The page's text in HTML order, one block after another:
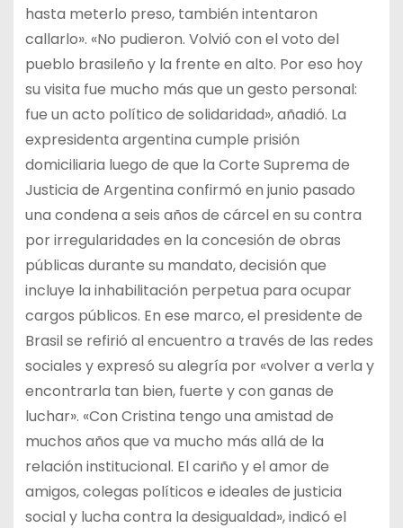
hasta meterlo preso, también intentaron
callarlo». «No pudieron. Volvió con el voto del
pueblo brasileño y la frente en alto. Por eso hoy
su visita fue mucho más que un gesto personal:
fue un acto político de solidaridad», añadió. La
expresidenta argentina cumple prisión
domiciliaria luego de que la Corte Suprema de
Justicia de Argentina confirmó en junio pasado
una condena a seis años de cárcel en su contra
por irregularidades en la concesión de obras
públicas durante su mandato, decisión que
incluye la inhabilitación perpetua para ocupar
cargos públicos. En ese marco, el presidente de
Brasil se refirió al encuentro a través de las redes
sociales y expresó su alegría por «volver a verla y
encontrarla tan bien, fuerte y con ganas de
luchar». «Con Cristina tengo una amistad de
muchos años que va mucho más allá de la
relación institucional. El cariño y el amor de
amigos, colegas políticos e ideales de justicia
social y lucha contra la desigualdad», indicó el